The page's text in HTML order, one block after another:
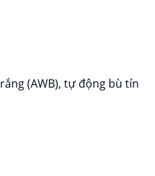
(AWB), tự động bù tín